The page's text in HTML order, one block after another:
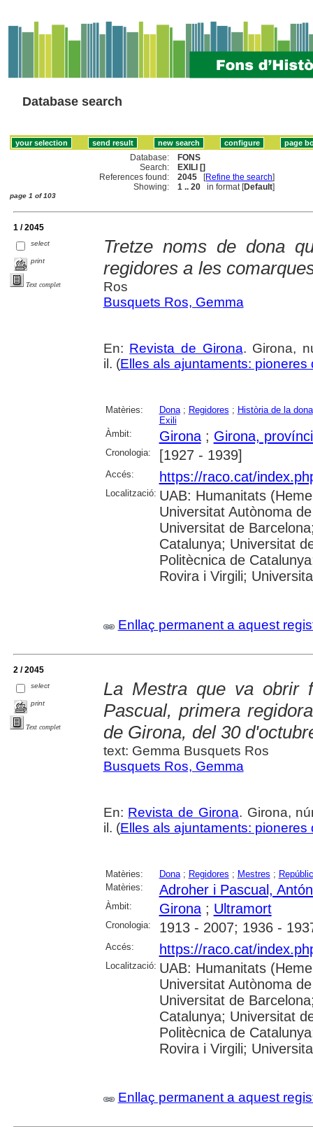
Database search
Database:
FONS
Search:
EXILI []
References found:
2045 [Refine the search]
Showing:
1 .. 20 in format [Default]
page 1 of 103
1 / 2045
select
print
Text complet
Tretze noms de dona
regidores a les
Ros
Busquets Ros, Gemma
En: Revista de Girona. Girona,
il. (Elles als ajuntaments: pioneres
Matèries: Dona; Regidores ; Història de la dona
Exili
Àmbit:
Girona; Girona,
Cronologia: [1927 - 1939]
Accés: https://raco.cat/
Localització: UAB: Humanitats
Universitat Autònoma
Universitat de
Catalunya; Universitat
Politècnica de
Rovira i Virgili;
Enllaç permanent a aquest
2 / 2045
select
print
Text complet
La Mestra que va obrir
Pascual, primera
de Girona, del 30
text: Gemma Busquets Ros
Busquets Ros, Gemma
En: Revista de Girona. Girona,
il. (Elles als ajuntaments: pioneres
Matèries: Dona; Regidores ; Mestres ;
Matèries:
Adroher i Pascual,
Àmbit: Girona; Ultramort
Cronologia: 1913 - 2007; 1936 -
Accés: https://raco.cat/
Localització: UAB: Humanitats
Universitat Autònoma
Universitat de
Catalunya; Universitat
Politècnica de
Rovira i Virgili;
Enllaç permanent a aquest